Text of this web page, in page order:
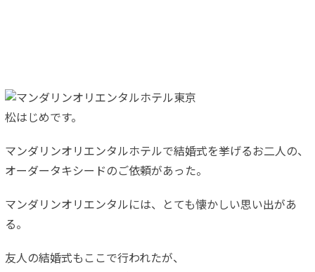
松はじめです。
マンダリンオリエンタルホテルで結婚式を挙げるお二人の、
オーダータキシードのご依頼があった。
マンダリンオリエンタルには、とても懐かしい思い出があ
る。
友人の結婚式もここで行われたが、